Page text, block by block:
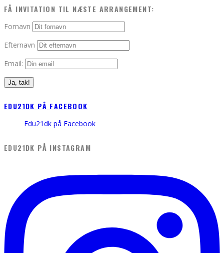
FÅ INVITATION TIL NÆSTE ARRANGEMENT:
Fornavn
Efternavn
Email:
EDU21DK PÅ FACEBOOK
Edu21dk på Facebook
EDU21DK PÅ INSTAGRAM